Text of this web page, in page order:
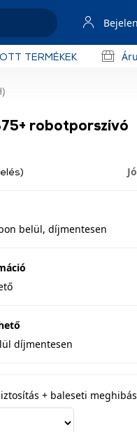
TERMÉKEK
robotporszívó
belül, díjmentesen
díjmentesen
+ baleseti